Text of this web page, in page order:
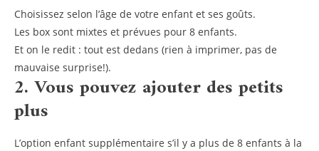
Choisissez selon l’âge de votre enfant et ses goûts.
Les box sont mixtes et prévues pour 8 enfants.
Et on le redit : tout est dedans (rien à imprimer, pas de
mauvaise surprise!).
2. Vous pouvez ajouter des petits
plus
L’option enfant supplémentaire s’il y a plus de 8 enfants à la